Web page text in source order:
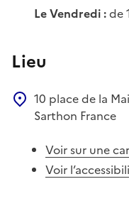
Le Vendredi :de
Lieu
10 place de la
Sarthon France
Voir sur une
Voir